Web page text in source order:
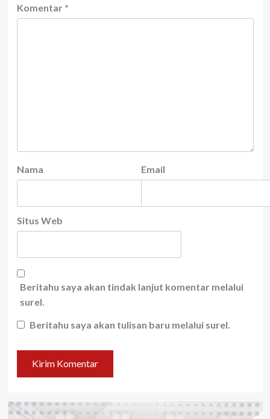
Komentar *
Nama Email
Situs Web
Beritahu saya akan tindak lanjut komentar melalui
surel.
Beritahu saya akan tulisan baru melalui surel.